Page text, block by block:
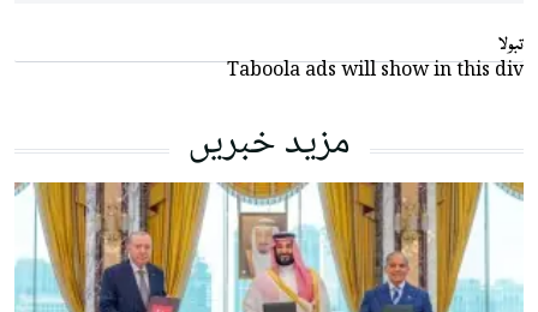
تبولا
Taboola ads will show in this div
مزید خبریں